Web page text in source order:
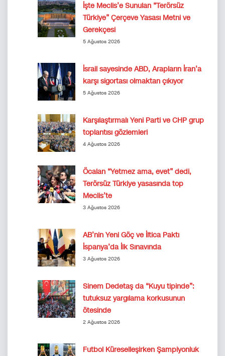
İşte Meclis’e Sunulan “Terörsüz
Türkiye” Çerçeve Yasası Metni ve
Gerekçesi
5 Ağustos 2026
İsrail sayesinde ABD, Arapların İran’a
karşı sigortası olmaktan çıkıyor
5 Ağustos 2026
Karşılaştırmalı Yeni Parti ve CHP grup
toplantısı gözlemleri
4 Ağustos 2026
Öcalan “Yetmez ama, evet” dedi,
Terörsüz Türkiye yasasında top
Meclis’te
3 Ağustos 2026
AB’nin Yeni Göç ve İltica Paktı
İspanya’da İlk Sınavında
3 Ağustos 2026
Sinem Dedetaş da “Kuyu tipinde”:
tutuksuz yargılama korkusunun
ötesinde
2 Ağustos 2026
Futbol Küreselleşirken Şampiyonluk